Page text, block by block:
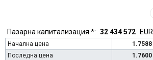
Пазарна капитализация *: 32 434 572 EUR
Начална цена
1.7588
Последна цена
1.7600